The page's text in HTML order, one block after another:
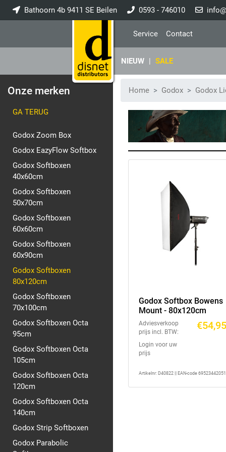
Bathoorn 4b 9411 SE Beilen 0593 - 746010
Service Contact
NIEUW | SALE
Onze merken
GA TERUG
Godox Zoom Box
Godox EazyFlow Softbox
Godox Softboxen
40x60cm
Godox Softboxen
50x70cm
Godox Softboxen
60x60cm
Godox Softboxen
60x90cm
Godox Softboxen
80x120cm
Godox Softboxen
70x100cm
Godox Softboxen Octa
95cm
Godox Softboxen Octa
105cm
Godox Softboxen Octa
120cm
Godox Softboxen Octa
140cm
Godox Strip Softboxen
Godox Parabolic
Home Godox Godox
Godox Softbox Bowens
Mount - 80x120cm
Adviesverkoop
prijs incl. BTW:
Login voor uw
prijs
Artikelnr: D40822 || EAN-code